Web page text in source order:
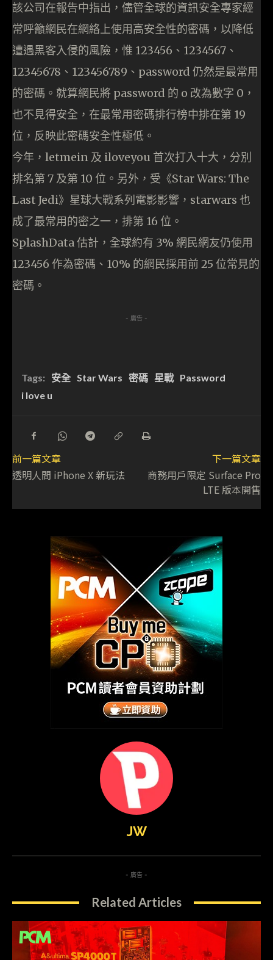
該公司在報告中指出，儘管全球的資訊安全專家經
常呼籲網民在網絡上使用高安全性的密碼，以降低
遭遇黑客入侵的風險，惟 123456、1234567、
12345678、123456789、password 仍然是最常用
的密碼。就算網民將 password 的 o 改為數字 0，
也不見得安全，在最常用密碼排行榜中排在第 19
位，反映此密碼安全性極低。
今年，letmein 及 iloveyou 首次打入十大，分別
排名第 7 及第 10 位。另外，受《Star Wars: The
Last Jedi》星球大戰系列電影影響，starwars 也
成了最常用的密之一，排第 16 位。
SplashData 估計，全球約有 3% 網民網友仍使用
123456 作為密碼、10% 的網民採用前 25 位常見的
密碼。
- 廣告 -
Tags: 安全 Star Wars 密碼 星戰 Password
i love u
前一篇文章
透明人間 iPhone X 新玩法
下一篇文章
商務用戶限定 Surface Pro
LTE 版本開售
JW
- 廣告 -
Related Articles